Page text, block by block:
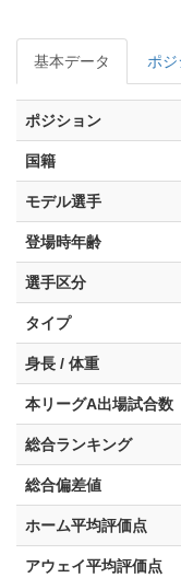
基本データ ポ
ポジション
国籍
モデル選手
登場時年齢
選手区分
タイプ
身長 / 体重
本リーグA出場試合数
総合ランキング
総合偏差値
ホーム平均評価点
アウェイ平均評価点